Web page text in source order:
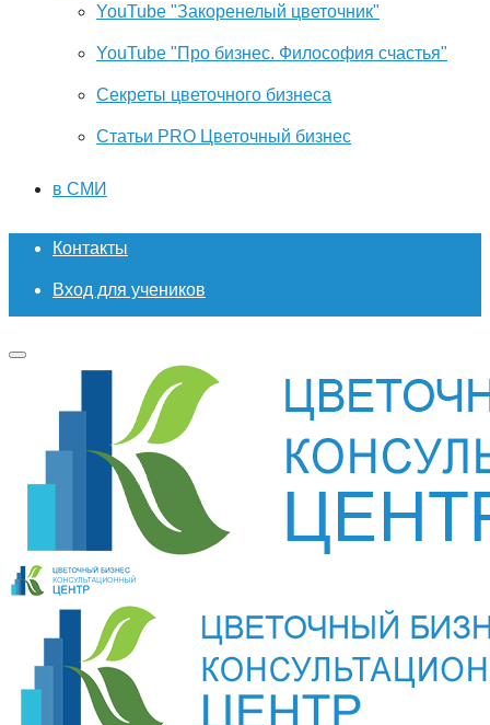
YouTube "Закоренелый цветочник"
YouTube "Про бизнес. Философия счастья"
Секреты цветочного бизнеса
Статьи PRO Цветочный бизнес
в СМИ
Контакты
Вход для учеников